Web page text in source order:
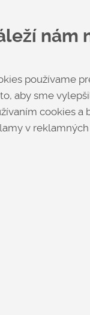
v zrkadlovom
prevedení –
nám
používame
aby sme
cookies a
v